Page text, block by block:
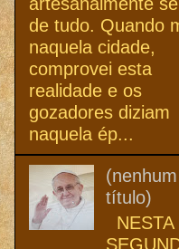
de tudo. Quando
naquela cidade,
comprovei esta
realidade e os
gozadores diziam
naquela ép...
(nenhum
título)
NESTA